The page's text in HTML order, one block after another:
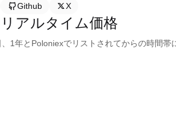
Github X
アルタイム価格
1年とPoloniexでリストされてからの時間